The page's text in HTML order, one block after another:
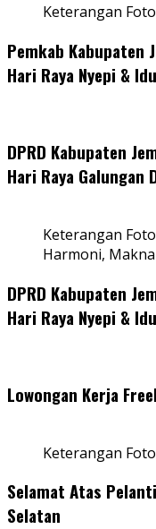
Keterangan
Pemkab Kabupaten
Hari Raya Nyepi &
DPRD Kabupaten
Hari Raya Galungan
Keterangan
Harmoni,
DPRD Kabupaten
Hari Raya Nyepi &
Lowongan Kerja
Keterangan
Selamat Atas
Selatan